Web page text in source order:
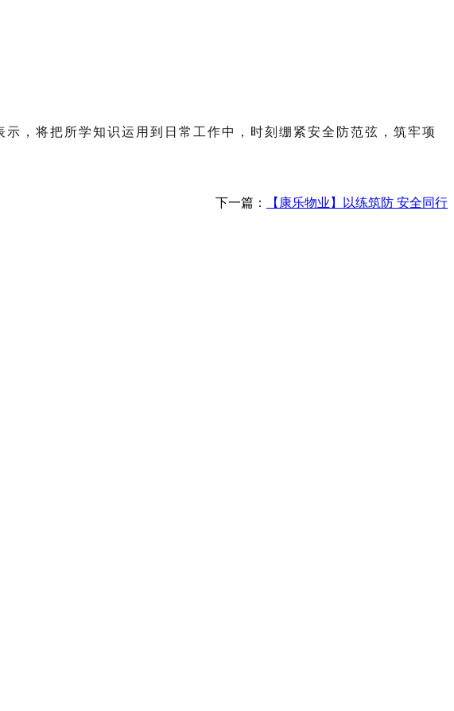
，将把所学知识运用到日常工作中，时刻绷紧安全防范弦，筑牢项
下一篇： 【康乐物业】以练筑防 安全同行